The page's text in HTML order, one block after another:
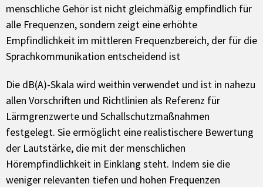
menschliche Gehör ist nicht gleichmäßig empfindlich für
alle Frequenzen, sondern zeigt eine erhöhte
Empfindlichkeit im mittleren Frequenzbereich, der für die
Sprachkommunikation entscheidend ist
Die dB(A)-Skala wird weithin verwendet und ist in nahezu
allen Vorschriften und Richtlinien als Referenz für
Lärmgrenzwerte und Schallschutzmaßnahmen
festgelegt. Sie ermöglicht eine realistischere Bewertung
der Lautstärke, die mit der menschlichen
Hörempfindlichkeit in Einklang steht. Indem sie die
weniger relevanten tiefen und hohen Frequenzen